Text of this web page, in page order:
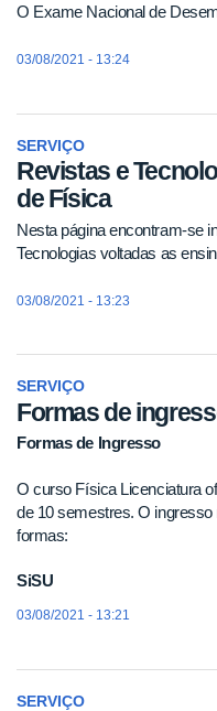
O Exame Nacional de
03/08/2021 - 13:24
SERVIÇO
Revistas e
de Física
Nesta página encontram-se
Tecnologias voltadas as
03/08/2021 - 13:23
SERVIÇO
Formas de
Formas de Ingresso
O curso Física Licenciatura
de 10 semestres. O
formas:
SiSU
03/08/2021 - 13:21
SERVIÇO